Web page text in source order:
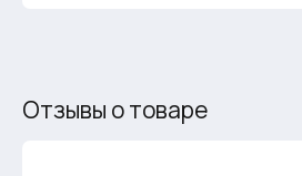
Отзывы о товаре